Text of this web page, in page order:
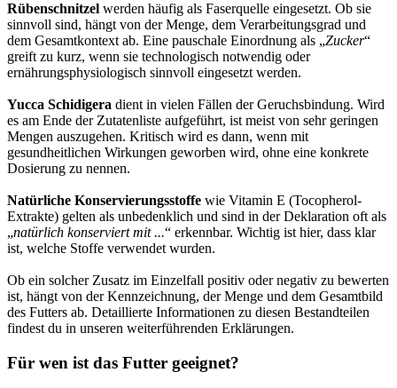
Rübenschnitzel werden häufig als Faserquelle eingesetzt. Ob sie
sinnvoll sind, hängt von der Menge, dem Verarbeitungsgrad und
dem Gesamtkontext ab. Eine pauschale Einordnung als „Zucker“
greift zu kurz, wenn sie technologisch notwendig oder
ernährungsphysiologisch sinnvoll eingesetzt werden.
Yucca Schidigera dient in vielen Fällen der Geruchsbindung. Wird
es am Ende der Zutatenliste aufgeführt, ist meist von sehr geringen
Mengen auszugehen. Kritisch wird es dann, wenn mit
gesundheitlichen Wirkungen geworben wird, ohne eine konkrete
Dosierung zu nennen.
Natürliche Konservierungsstoffe wie Vitamin E (Tocopherol-
Extrakte) gelten als unbedenklich und sind in der Deklaration oft als
„natürlich konserviert mit ...“ erkennbar. Wichtig ist hier, dass klar
ist, welche Stoffe verwendet wurden.
Ob ein solcher Zusatz im Einzelfall positiv oder negativ zu bewerten
ist, hängt von der Kennzeichnung, der Menge und dem Gesamtbild
des Futters ab. Detaillierte Informationen zu diesen Bestandteilen
findest du in unseren weiterführenden Erklärungen.
Für wen ist das Futter geeignet?